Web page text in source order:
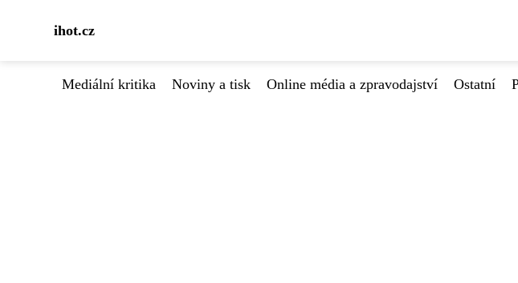
ihot.cz
Mediální kritika Noviny a tisk Online média a zpravodajství Ostatní